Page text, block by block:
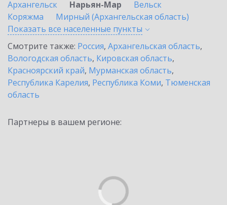
Архангельск
Нарьян-Мар
Вельск
Коряжма
Мирный (Архангельская область)
Показать все населенные пункты
Смотрите также: Россия, Архангельская область,
Вологодская область, Кировская область,
Красноярский край, Мурманская область,
Республика Карелия, Республика Коми, Тюменская
область
Партнеры в вашем регионе: